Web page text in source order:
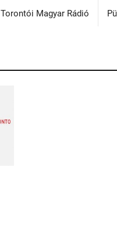
Torontói Magyar Rádió